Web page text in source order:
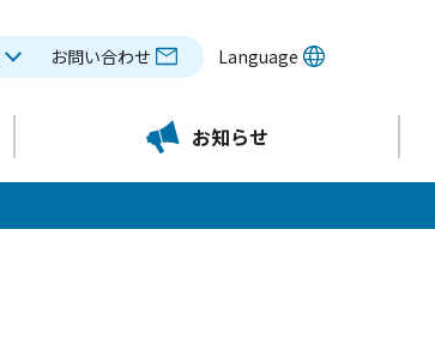
お問い合わせ Language
お知らせ